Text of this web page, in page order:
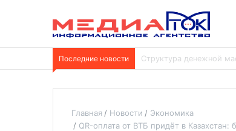
Последние новости В Отрадненской
Главная Новости
Экономика
QR-оплата от ВТБ придёт в